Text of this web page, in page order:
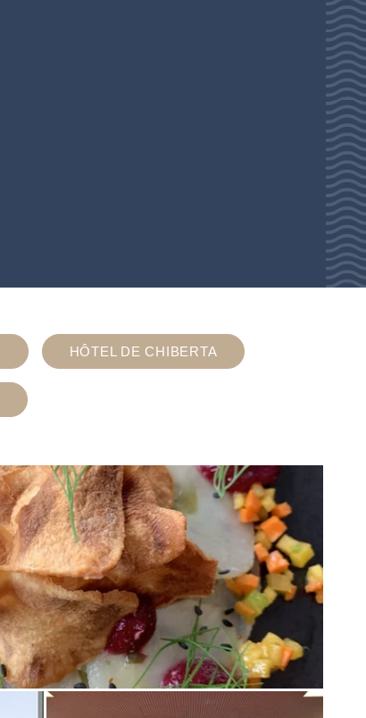
HÔTEL DE CHIBERTA